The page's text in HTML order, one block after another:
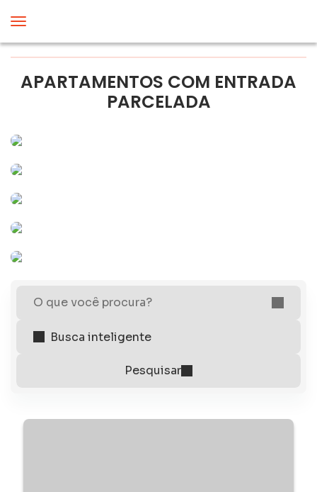
APARTAMENTOS COM ENTRADA
PARCELADA
O que você procura?